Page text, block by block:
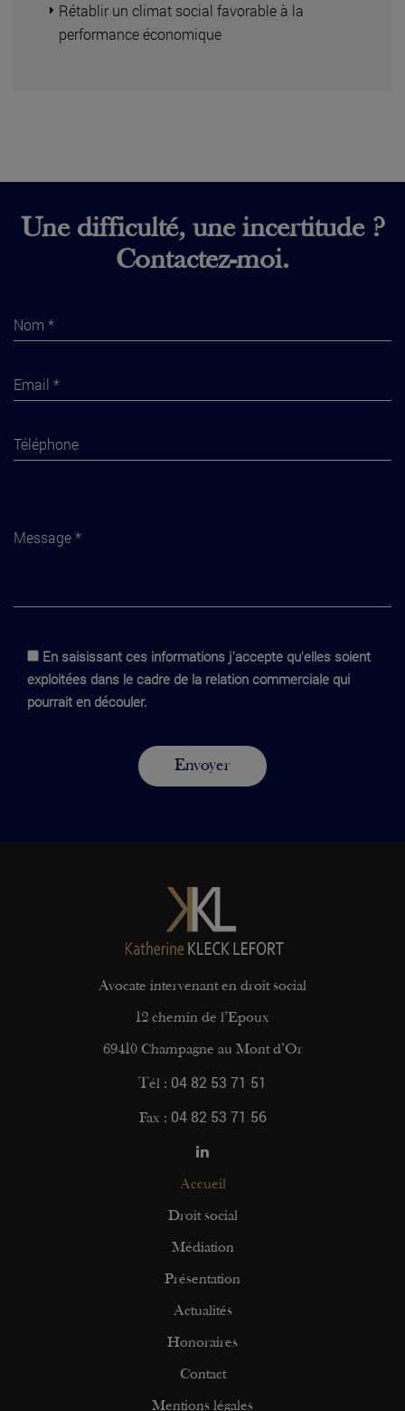
Rétablir un climat social favorable à la
performance économique
Une difficulté, une incertitude ?
Contactez-moi.
En saisissant ces informations j'accepte qu'elles soient
exploitées dans le cadre de la relation commerciale qui
pourrait en découler.
Avocate intervenant en droit social
12 chemin de l’Epoux
69410 Champagne au Mont d’Or
Tél : 04 82 53 71 51
Fax : 04 82 53 71 56
Accueil
Droit social
Médiation
Présentation
Actualités
Honoraires
Contact
Mentions légales